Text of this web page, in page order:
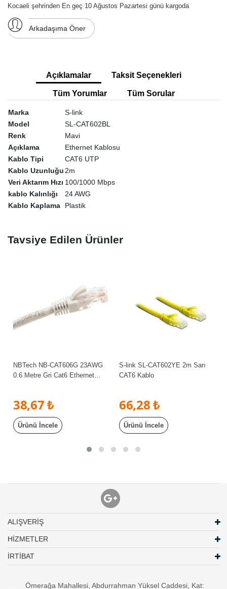
Kocaeli şehrinden En geç 10 Ağustos Pazartesi günü kargoda
Arkadaşıma Öner
Açıklamalar Taksit Seçenekleri
Tüm Yorumlar Tüm Sorular
Marka
S-link
Model
SL-CAT602BL
Renk
Mavi
Açıklama
Ethernet Kablosu
Kablo Tipi
CAT6 UTP
Kablo Uzunluğu 2m
Veri Aktarım Hızı 100/1000 Mbps
kablo Kalınlığı
24 AWG
Kablo Kaplama
Plastik
Tavsiye Edilen Ürünler
NBTech NB-CAT606G 23AWG
0.6 Metre Gri Cat6 Ethernet
38,67 ₺
Ürünü İncele
S-link SL-CAT602YE 2m Sarı
CAT6 Kablo
66,28 ₺
Ürünü İncele
ALIŞVERİŞ
HİZMETLER
İRTİBAT
Ömerağa Mahallesi, Abdurrahman Yüksel Caddesi, Kat: